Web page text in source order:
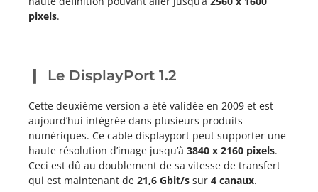
pixels.
Le DisplayPort 1.2
Cette deuxième version a été validée en 2009 et est
aujourd’hui intégrée dans plusieurs produits
numériques. Ce cable displayport peut supporter une
haute résolution d’image jusqu’à 3840 x 2160 pixels.
Ceci est dû au doublement de sa vitesse de transfert
qui est maintenant de 21,6 Gbit/s sur 4 canaux.